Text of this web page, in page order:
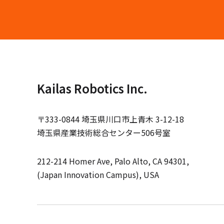
Kailas Robotics Inc.
〒333-0844 埼玉県川口市上青木 3-12-18
埼玉県産業技術総合センター506号室
212-214 Homer Ave, Palo Alto, CA 94301,
(Japan Innovation Campus), USA